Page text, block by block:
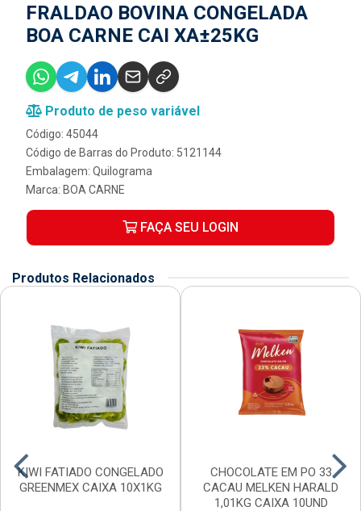
FRALDAO BOVINA CONGELADA
BOA CARNE CAI XA±25KG
Produto de peso variável
Código: 45044
Código de Barras do Produto: 5121144
Embalagem: Quilograma
Marca: BOA CARNE
FAÇA SEU LOGIN
Produtos Relacionados
KIWI FATIADO CONGELADO
GREENMEX CAIXA 10X1KG
CHOCOLATE EM PO 33
CACAU MELKEN HARALD
1,01KG CAIXA 10UND